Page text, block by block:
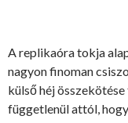
A replikaóra tokja
nagyon finoman
külső héj
függetlenül attól,